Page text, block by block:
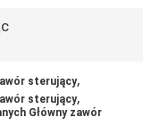
sterujący,
sterujący,
Główny zawór